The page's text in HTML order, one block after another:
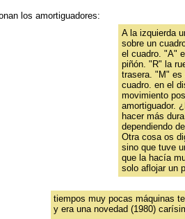
los amortiguadores:
A la izquierda
sobre un
el cuadro. "A"
piñón. "R" la
trasera. "M" es
cuadro. en el
movimiento
amortiguador.
hacer más
dependiendo
Otra cosa os
sino que tuve
que la hacía
solo aflojar un
tiempos muy pocas máquinas
y era una novedad (1980)